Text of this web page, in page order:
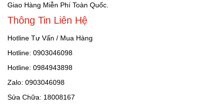
Giao Hàng Miễn Phí Toàn Quốc.
Thông Tin Liên Hệ
Hotline Tư Vấn / Mua Hàng
Hotline: 0903046098
Hotline: 0984943898
Zalo: 0903046098
Sửa Chữa: 18008167